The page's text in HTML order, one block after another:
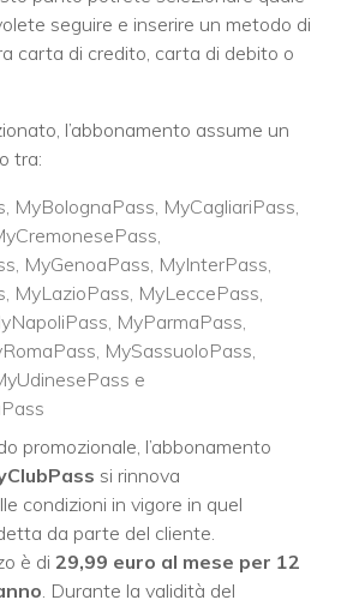
seguire e inserire un metodo di
carta di credito, carta di debito o
l’abbonamento assume un
tra:
MyBolognaPass, MyCagliariPass,
MyGenoaPass, MyInterPass,
MyLazioPass, MyLeccePass,
MyParmaPass,
MySassuoloPass,
e
promozionale, l’abbonamento
si rinnova
condizioni in vigore in quel
da parte del cliente.
è di 29,99 euro al mese per 12
. Durante la validità del